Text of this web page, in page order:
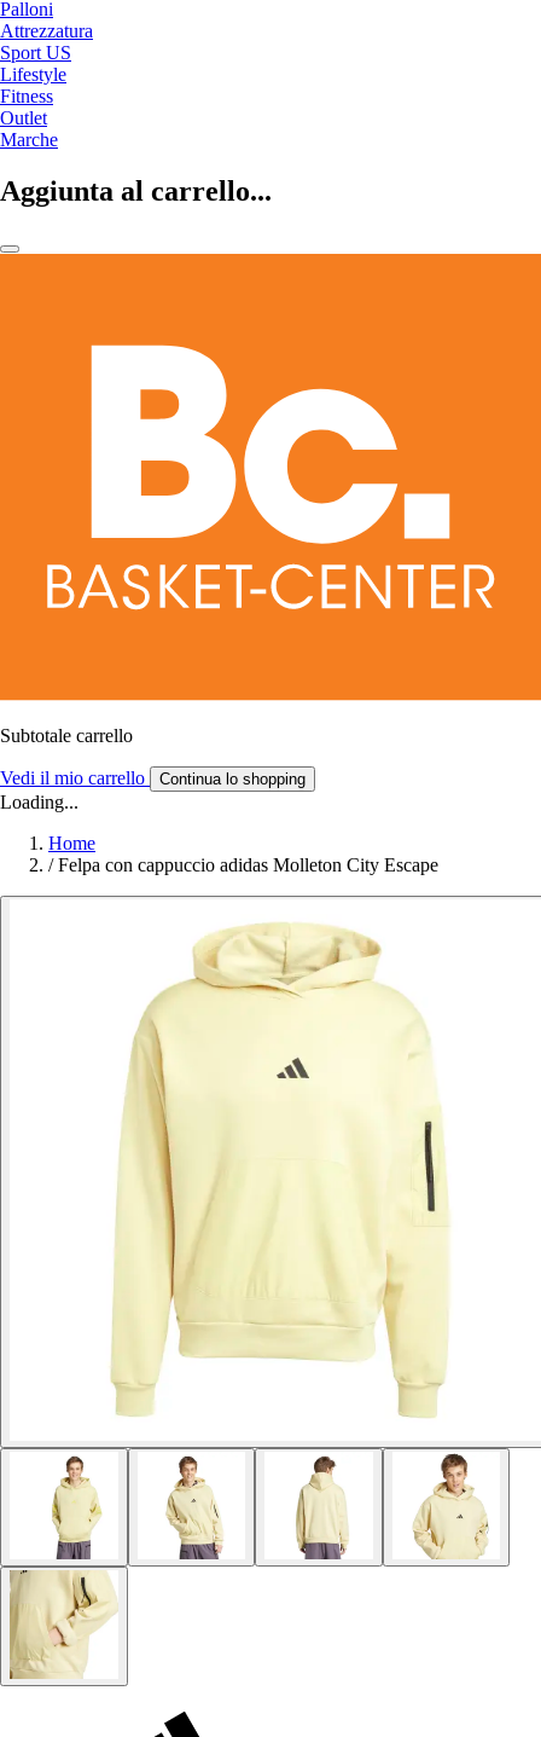
Palloni
Attrezzatura
Sport US
Lifestyle
Fitness
Outlet
Marche
Aggiunta al carrello...
Subtotale carrello
Vedi il mio carrello Continua lo shopping
Loading...
Home
/ Felpa con cappuccio adidas Molleton City Escape